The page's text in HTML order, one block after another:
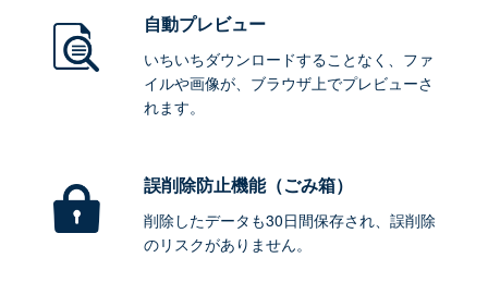
自動プレビュー
いちいちダウンロードすることなく、ファ
イルや画像が、ブラウザ上でプレビューさ
れます。
誤削除防止機能（ごみ箱）
削除したデータも30日間保存され、誤削除
のリスクがありません。